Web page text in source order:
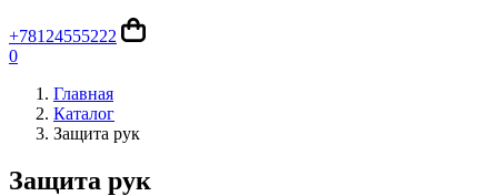
+78124555222
0
Главная
Каталог
Защита рук
Защита рук